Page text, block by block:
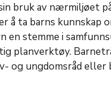
bruk av nærmiljøet
å ta barns kunnskap
en stemme i
planverktøy.
og ungdomsråd eller